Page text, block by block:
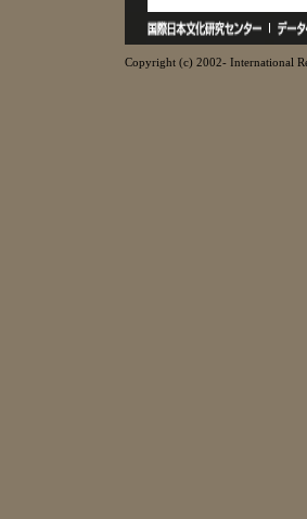
Copyright (c) 2002- International